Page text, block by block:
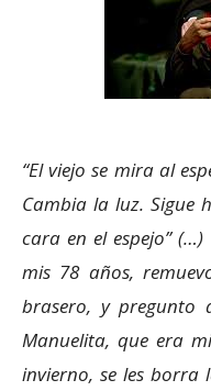
“El viejo se mira al
Cambia la luz. Sigue
cara en el espejo” (…)
mis 78 años,
brasero, y pregunto
Manuelita, que era
invierno, se les borra